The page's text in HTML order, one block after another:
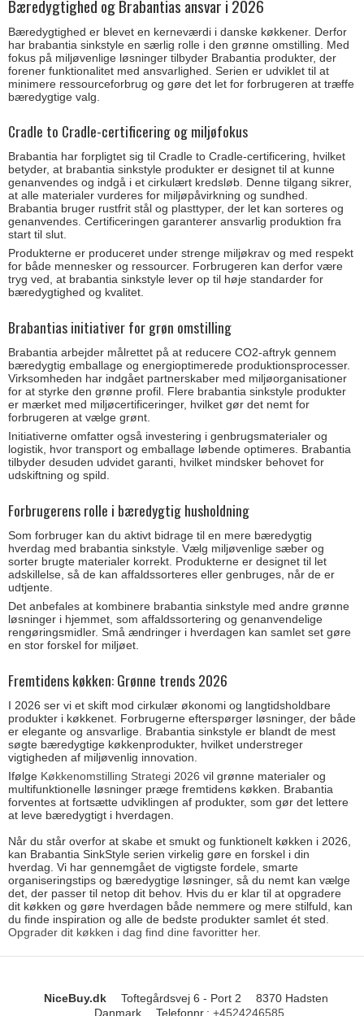
Bæredygtighed og Brabantias ansvar i 2026
Bæredygtighed er blevet en kerneværdi i danske køkkener. Derfor
har brabantia sinkstyle en særlig rolle i den grønne omstilling. Med
fokus på miljøvenlige løsninger tilbyder Brabantia produkter, der
forener funktionalitet med ansvarlighed. Serien er udviklet til at
minimere ressourceforbrug og gøre det let for forbrugeren at træffe
bæredygtige valg.
Cradle to Cradle-certificering og miljøfokus
Brabantia har forpligtet sig til Cradle to Cradle-certificering, hvilket
betyder, at brabantia sinkstyle produkter er designet til at kunne
genanvendes og indgå i et cirkulært kredsløb. Denne tilgang sikrer,
at alle materialer vurderes for miljøpåvirkning og sundhed.
Brabantia bruger rustfrit stål og plasttyper, der let kan sorteres og
genanvendes. Certificeringen garanterer ansvarlig produktion fra
start til slut.
Produkterne er produceret under strenge miljøkrav og med respekt
for både mennesker og ressourcer. Forbrugeren kan derfor være
tryg ved, at brabantia sinkstyle lever op til høje standarder for
bæredygtighed og kvalitet.
Brabantias initiativer for grøn omstilling
Brabantia arbejder målrettet på at reducere CO2-aftryk gennem
bæredygtig emballage og energioptimerede produktionsprocesser.
Virksomheden har indgået partnerskaber med miljøorganisationer
for at styrke den grønne profil. Flere brabantia sinkstyle produkter
er mærket med miljøcertificeringer, hvilket gør det nemt for
forbrugeren at vælge grønt.
Initiativerne omfatter også investering i genbrugsmaterialer og
logistik, hvor transport og emballage løbende optimeres. Brabantia
tilbyder desuden udvidet garanti, hvilket mindsker behovet for
udskiftning og spild.
Forbrugerens rolle i bæredygtig husholdning
Som forbruger kan du aktivt bidrage til en mere bæredygtig
hverdag med brabantia sinkstyle. Vælg miljøvenlige sæber og
sorter brugte materialer korrekt. Produkterne er designet til let
adskillelse, så de kan affaldssorteres eller genbruges, når de er
udtjente.
Det anbefales at kombinere brabantia sinkstyle med andre grønne
løsninger i hjemmet, som affaldssortering og genanvendelige
rengøringsmidler. Små ændringer i hverdagen kan samlet set gøre
en stor forskel for miljøet.
Fremtidens køkken: Grønne trends 2026
I 2026 ser vi et skift mod cirkulær økonomi og langtidsholdbare
produkter i køkkenet. Forbrugerne efterspørger løsninger, der både
er elegante og ansvarlige. Brabantia sinkstyle er blandt de mest
søgte bæredygtige køkkenprodukter, hvilket understreger
vigtigheden af miljøvenlig innovation.
Ifølge Køkkenomstilling Strategi 2026 vil grønne materialer og
multifunktionelle løsninger præge fremtidens køkken. Brabantia
forventes at fortsætte udviklingen af produkter, som gør det lettere
at leve bæredygtigt i hverdagen.
Når du står overfor at skabe et smukt og funktionelt køkken i 2026,
kan Brabantia SinkStyle serien virkelig gøre en forskel i din
hverdag. Vi har gennemgået de vigtigste fordele, smarte
organiseringstips og bæredygtige løsninger, så du nemt kan vælge
det, der passer til netop dit behov. Hvis du er klar til at opgradere
dit køkken og gøre hverdagen både nemmere og mere stilfuld, kan
du finde inspiration og alle de bedste produkter samlet ét sted.
Opgrader dit køkken i dag find dine favoritter her.
NiceBuy.dk Toftegårdsvej 6 - Port 2
8370 Hadsten
Danmark
Telefonnr. : +4524246585